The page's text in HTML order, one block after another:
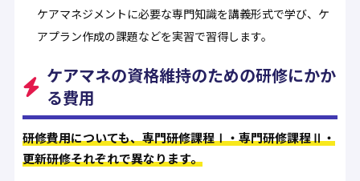
ケアマネジメントに必要な専門知識を講義形式で学び、ケ
アプラン作成の課題などを実習で習得します。
ケアマネの資格維持のための研修にかか
る費用
研修費用についても、専門研修課程Ⅰ・専門研修課程Ⅱ・
更新研修それぞれで異なります。